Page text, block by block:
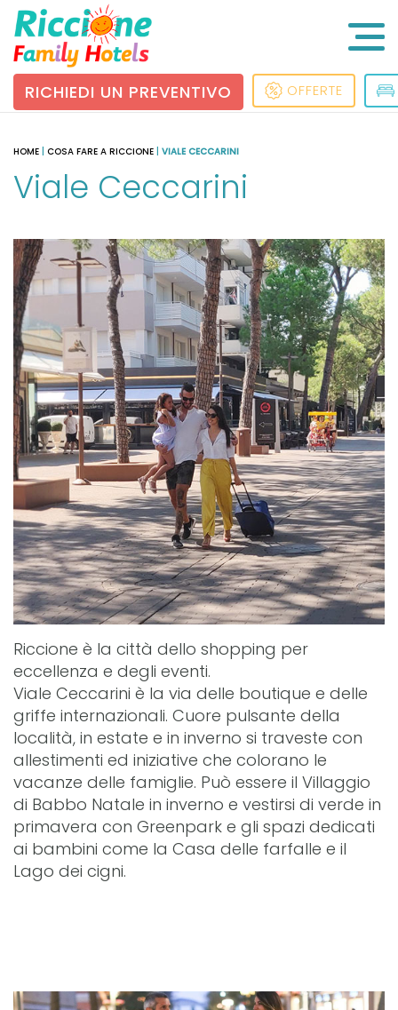
RICHIEDI UN PREVENTIVO OFFERTE
HOME COSA FARE A RICCIONE VIALE CECCARINI
Viale Ceccarini
Riccione è la città dello shopping per
eccellenza e degli eventi.
Viale Ceccarini è la via delle boutique e delle
griffe internazionali. Cuore pulsante della
località, in estate e in inverno si traveste con
allestimenti ed iniziative che colorano le
vacanze delle famiglie. Può essere il Villaggio
di Babbo Natale in inverno e vestirsi di verde in
primavera con Greenpark e gli spazi dedicati
ai bambini come la Casa delle farfalle e il
Lago dei cigni.